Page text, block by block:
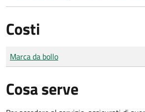
Costi
Tipo di pagamento
Importo
Marca da bollo
Cosa serve